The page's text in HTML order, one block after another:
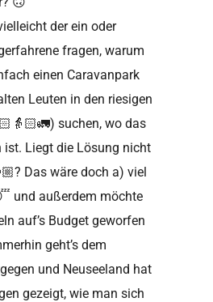
der ein oder
fragen, warum
einen Caravanpark
Leuten in den riesigen
) suchen, wo das
ist. Liegt die Lösung nicht
? Das wäre doch a) viel
und außerdem möchte
auf’s Budget geworfen
geht’s dem
und Neuseeland hat
gezeigt, wie man sich